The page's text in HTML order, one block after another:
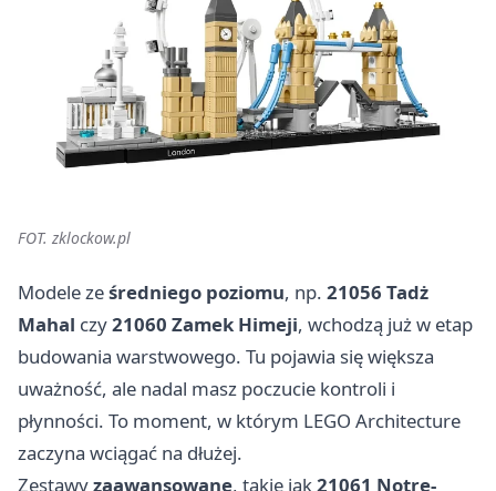
FOT. zklockow.pl
Modele ześredniego poziomu, np. 21056 Tadż
Mahal czy21060 Zamek Himeji, wchodzą już w etap
budowania warstwowego. Tu pojawia się większa
uważność, ale nadal masz poczucie kontroli i
płynności. To moment, w którym LEGO Architecture
zaczyna wciągać na dłużej.
Zestawyzaawansowane, takie jak21061 Notre-